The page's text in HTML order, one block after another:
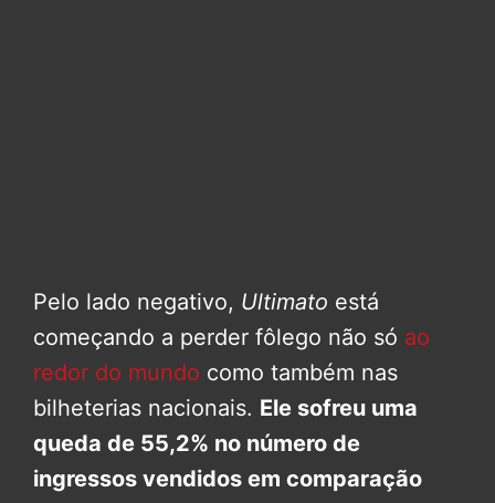
Pelo lado negativo, Ultimato está
começando a perder fôlego não só ao
redor do mundo como também nas
bilheterias nacionais. Ele sofreu uma
queda de 55,2% no número de
ingressos vendidos em comparação